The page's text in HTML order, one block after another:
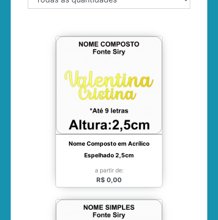
Nome Composto em Acrílico
Espelhado 2,5cm
a partir de:
R$ 0,00